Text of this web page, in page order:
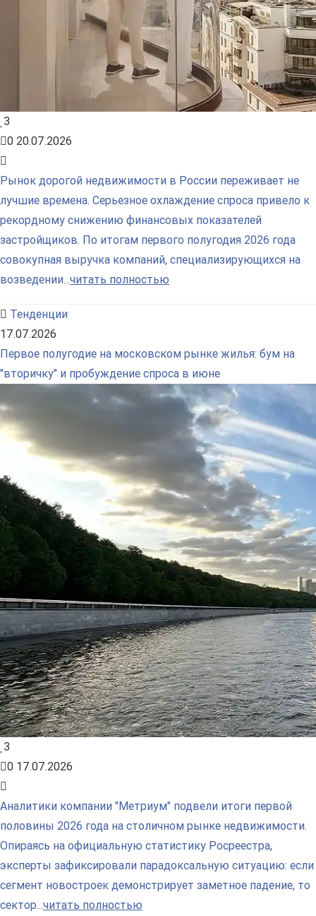
3
0 20.07.2026
Рынок дорогой недвижимости в России переживает не
лучшие времена. Серьезное охлаждение спроса привело к
рекордному снижению финансовых показателей
застройщиков. По итогам первого полугодия 2026 года
совокупная выручка компаний, специализирующихся на
возведении...читать полностью
Тенденции
17.07.2026
Первое полугодие на московском рынке жилья: бум на
"вторичку" и пробуждение спроса в июне
3
0 17.07.2026
Аналитики компании "Метриум" подвели итоги первой
половины 2026 года на столичном рынке недвижимости.
Опираясь на официальную статистику Росреестра,
эксперты зафиксировали парадоксальную ситуацию: если
сегмент новостроек демонстрирует заметное падение, то
сектор...читать полностью